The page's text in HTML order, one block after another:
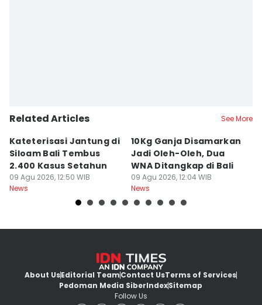
Related Articles See More
Kateterisasi Jantung di
Siloam Bali Tembus
2.400 Kasus Setahun
09 Agu 2026, 12:50 WIB
News
10Kg Ganja Disamarkan
Jadi Oleh-Oleh, Dua
WNA Ditangkap di Bali
09 Agu 2026, 12:04 WIB
News
About UsEditorial TeamContact UsTerms of Services
Pedoman Media SiberIndexSitemap
Follow Us